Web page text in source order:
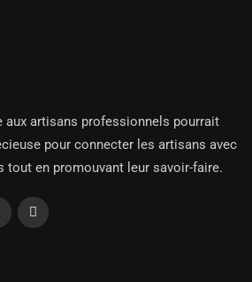
aux artisans professionnels pourrait
pour connecter les artisans avec
tout en promouvant leur savoir-faire.